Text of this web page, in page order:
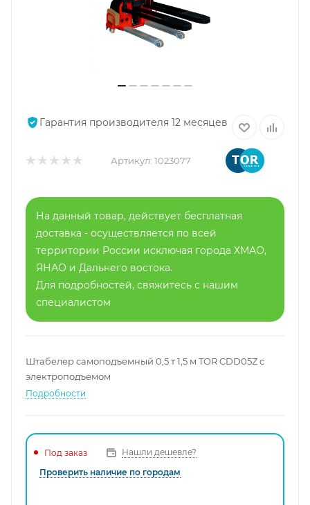
Гарантия производителя 12 месяцев
Артикул: 1023077
На данный товар, действует бесплатная
доставка - осуществляется по всей
территории России исключая города ХМАО,
ЯНАО и Дальнего востока.
Для подробностей, свяжитесь с нашим
специалистом
Штабелер самоподъемный 0,5 т 1,5 м TOR CDD05Z с
электроподъемом
Подробности
Под заказ
Нашли дешевле?
Проверить наличие по городам